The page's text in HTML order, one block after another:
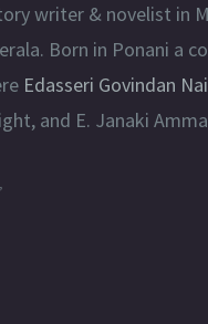
writer & novelist in
Born in Ponani a
Edasseri Govindan
and E. Janaki